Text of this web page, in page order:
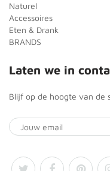
Naturel
Accessoires
Eten & Drank
BRANDS
Laten we in
Blijf op de hoogte van de